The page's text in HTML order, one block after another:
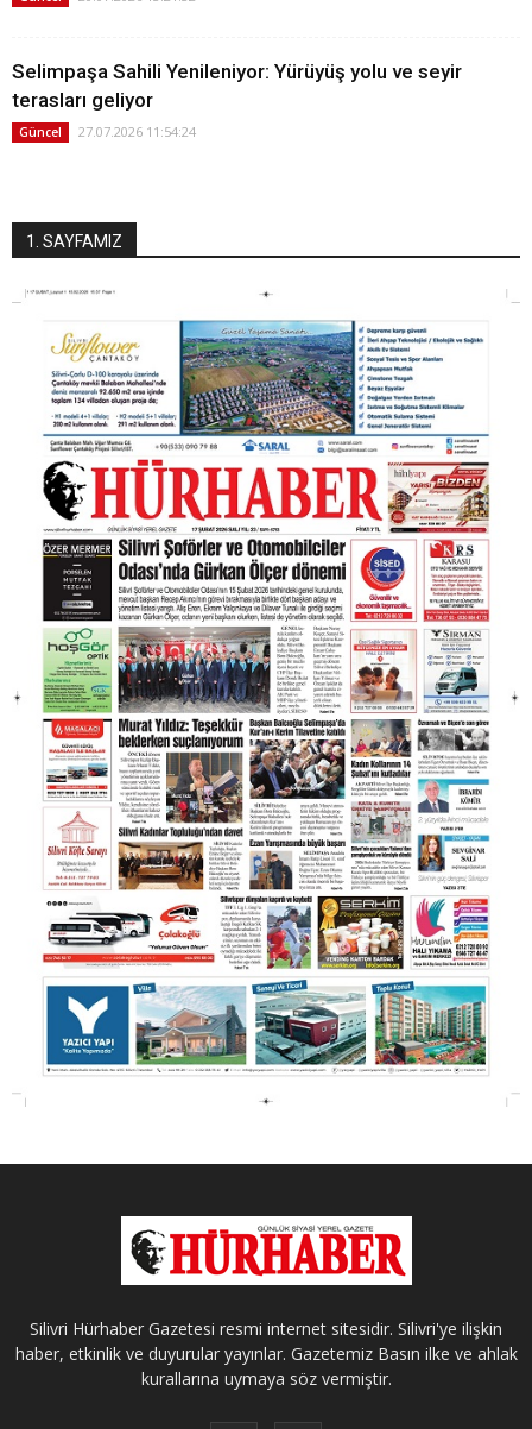
Selimpaşa Sahili Yenileniyor: Yürüyüş yolu ve seyir
terasları geliyor
Güncel 27.07.2026 11:54:24
1. SAYFAMIZ
Silivri Hürhaber Gazetesi resmi internet sitesidir. Silivri'ye ilişkin
haber, etkinlik ve duyurular yayınlar. Gazetemiz Basın ilke ve ahlak
kurallarına uymaya söz vermiştir.